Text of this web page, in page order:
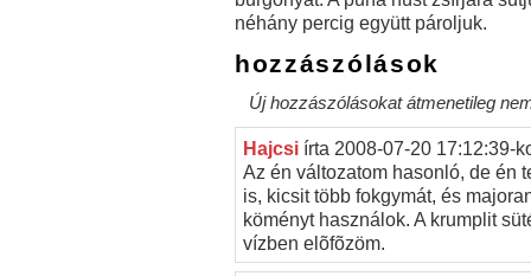
néhány percig együtt pároljuk.
hozzászólások
Új hozzászólásokat átmenetileg
Hajcsi írta 2008-07-20 17:12:39-
Az én változatom hasonló, de én
is, kicsit több fokgymát, és
köményt használok. A krumplit
vízben elõfõzöm.